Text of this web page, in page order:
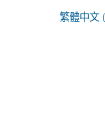
繁體中文